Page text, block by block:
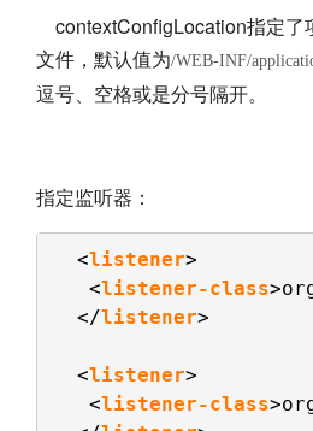
contextConfigLocation指定了
文件，默认值为/WEB-INF/
逗号、空格或是分号隔开。
指定监听器：
<listener>
<listener-class
</listener>
<listener>
<listener-class